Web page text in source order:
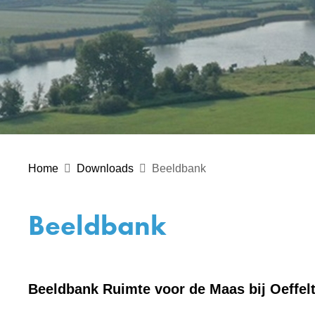
Home Downloads Beeldbank
Beeldbank
Beeldbank Ruimte voor de Maas bij Oeffelt